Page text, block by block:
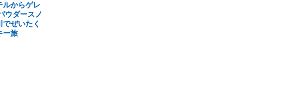
ルからゲレ
ウダースノ
でぜいたく
ー旅